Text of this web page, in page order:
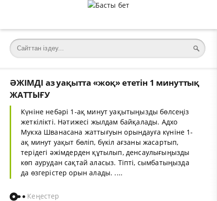
ӘЖІМДІ аз уақытта «жоқ» ететін 1 минуттық
ЖАТТЫҒУ
Күніне небәрі 1-ақ минут уақытыңызды бөлсеңіз
жеткілікті. Нәтижесі жылдам байқалады. Адхо
Мукха Шванасана жаттығуын орындауға күніне 1-
ақ минут уақыт бөліп, бүкіл ағзаны жасартып,
терідегі әжімдерден құтылып, денсаулығыңызды
көп аурудан сақтай аласыз. Тіпті, сымбатыңызда
да өзгерістер орын алады. ....
Кеңестер